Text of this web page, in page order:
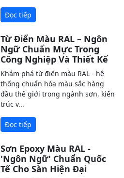
Đọc tiếp
Từ Điển Màu RAL – Ngôn
Ngữ Chuẩn Mực Trong
Công Nghiệp Và Thiết Kế
Khám phá từ điển màu RAL - hệ
thống chuẩn hóa màu sắc hàng
đầu thế giới trong ngành sơn, kiến
trúc v...
Đọc tiếp
Sơn Epoxy Màu RAL -
'Ngôn Ngữ' Chuẩn Quốc
Tế Cho Sàn Hiện Đại